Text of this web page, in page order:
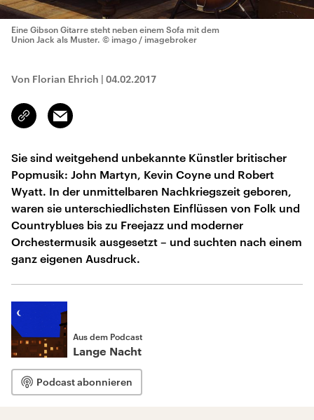
Eine Gibson Gitarre steht neben einem Sofa mit dem
Union Jack als Muster. © imago / imagebroker
Von Florian Ehrich | 04.02.2017
Link
kopieren/teilen
Email
Sie sind weitgehend unbekannte Künstler britischer
Popmusik: John Martyn, Kevin Coyne und Robert
Wyatt. In der unmittelbaren Nachkriegszeit geboren,
waren sie unterschiedlichsten Einflüssen von Folk und
Countryblues bis zu Freejazz und moderner
Orchestermusik ausgesetzt – und suchten nach einem
ganz eigenen Ausdruck.
Aus dem Podcast
Lange Nacht
Podcast abonnieren